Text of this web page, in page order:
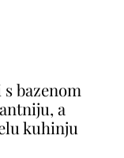
bazenom
a
kuhinju